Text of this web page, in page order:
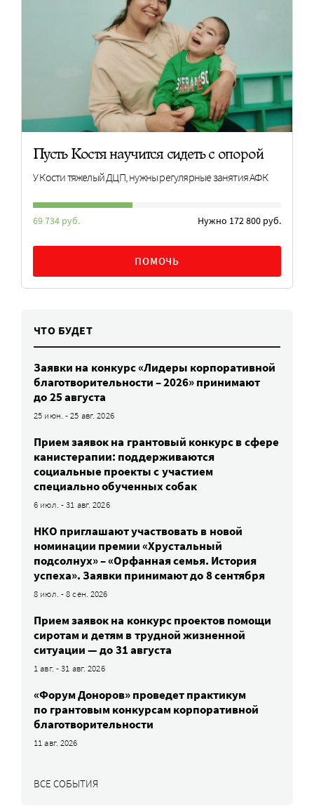
Пусть Костя научится сидеть с опорой
У Кости тяжелый ДЦП, нужны регулярные занятия АФК
69 734 руб. Нужно 172 800 руб.
ПОМОЧЬ
ЧТО БУДЕТ
Заявки на конкурс «Лидеры корпоративной
благотворительности – 2026» принимают
до 25 августа
25 июн. - 25 авг. 2026
Прием заявок на грантовый конкурс в сфере
канистерапии: поддерживаются
социальные проекты с участием
специально обученных собак
6 июл. - 31 авг. 2026
НКО приглашают участвовать в новой
номинации премии «Хрустальный
подсолнух» – «Орфанная семья. История
успеха». Заявки принимают до 8 сентября
8 июл. - 8 сен. 2026
Прием заявок на конкурс проектов помощи
сиротам и детям в трудной жизненной
ситуации — до 31 августа
1 авг. - 31 авг. 2026
«Форум Доноров» проведет практикум
по грантовым конкурсам корпоративной
благотворительности
11 авг. 2026
ВСЕ СОБЫТИЯ